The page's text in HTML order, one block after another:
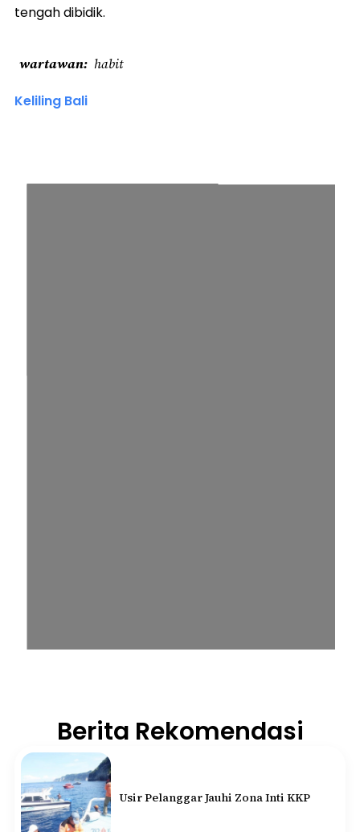
tengah dibidik.
wartawan habit
Keliling Bali
Berita Rekomendasi
Usir Pelanggar Jauhi Zona Inti KKP